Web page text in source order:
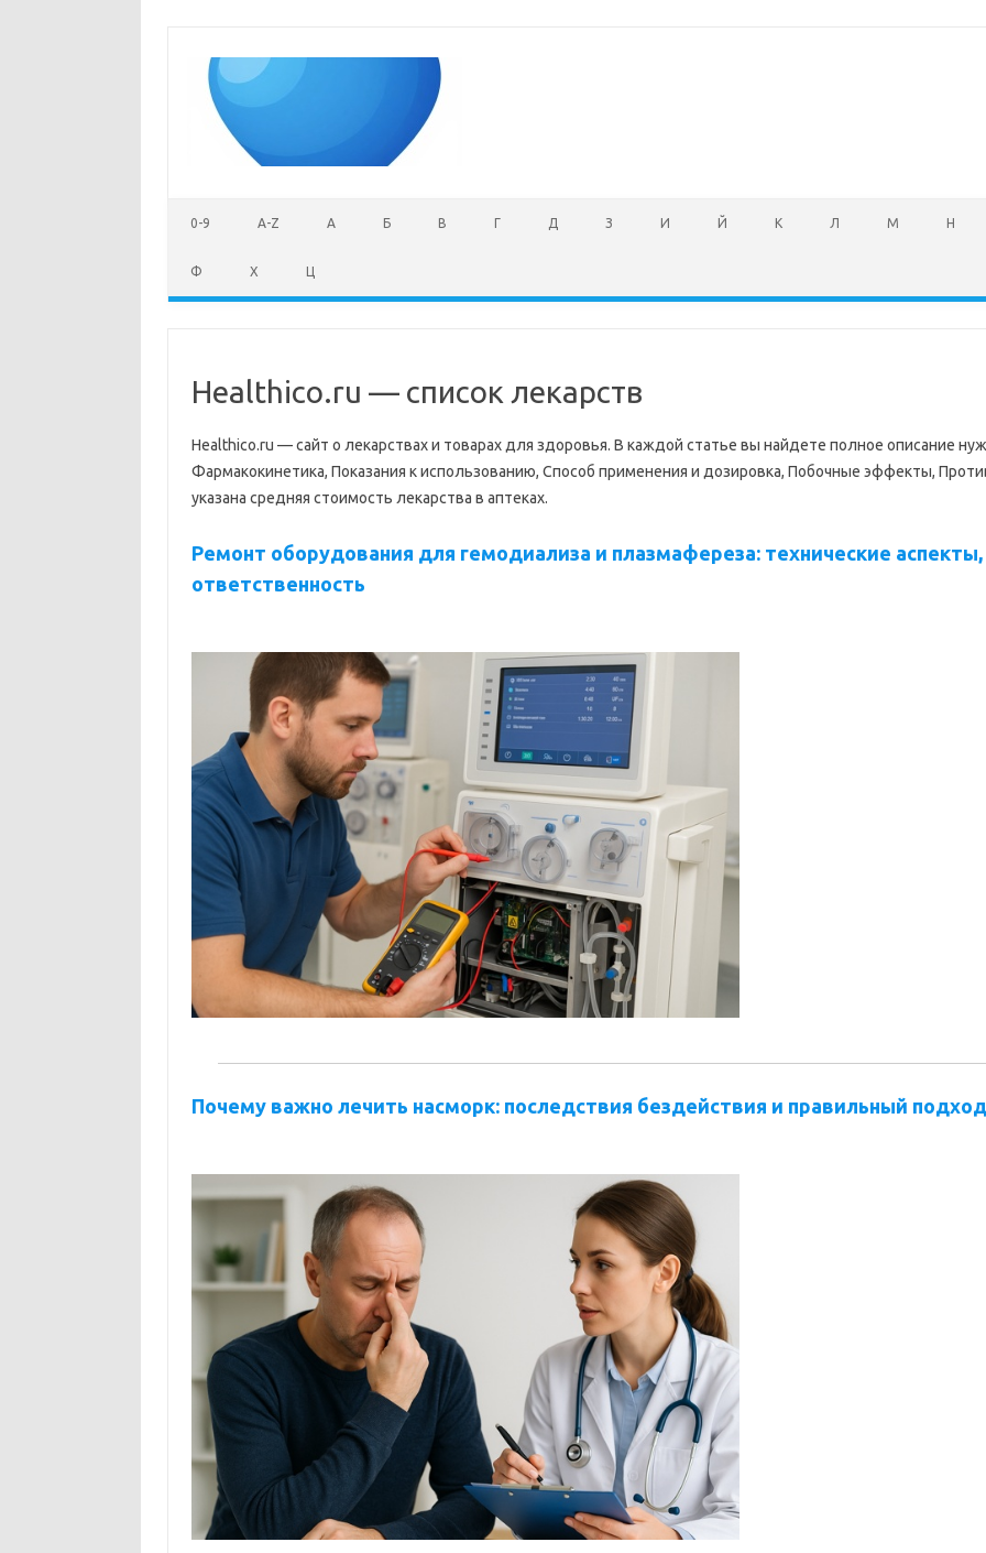
0-9 A-Z А Б В Г Д З И Й К Л М Н
Ф Х Ц
Healthico.ru — список лекарств
Healthico.ru — сайт о лекарствах и товарах для здоровья. В каждой статье вы найдете полное описание
Фармакокинетика, Показания к использованию, Способ применения и дозировка, Побочные эффекты,
указана средняя стоимость лекарства в аптеках.
Ремонт оборудования для гемодиализа и плазмафереза: технические
ответственность
Почему важно лечить насморк: последствия бездействия и правильный подход